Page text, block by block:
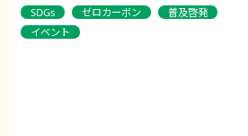
SDGs ゼロカーボン
普及啓発
イベント